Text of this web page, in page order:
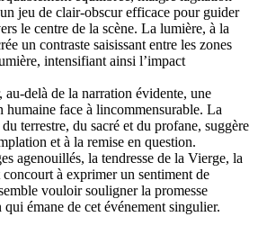
jeu de clair-obscur efficace pour guider
le centre de la scène. La lumière, à la
un contraste saisissant entre les zones
intensifiant ainsi l’impact
au-delà de la narration évidente, une
face à lincommensurable. La
terrestre, du sacré et du profane, suggère
et à la remise en question.
agenouillés, la tendresse de la Vierge, la
concourt à exprimer un sentiment de
vouloir souligner la promesse
émane de cet événement singulier.